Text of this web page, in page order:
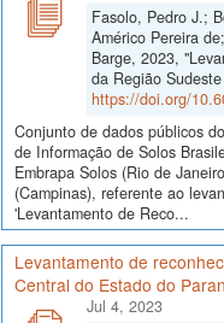
Fasolo, Pedro J.;
Américo Pereira
Barge, 2023,
da Região
https://doi.org/
Conjunto de dados públicos
de Informação de Solos
Embrapa Solos (Rio de
(Campinas), referente ao
'Levantamento de Reco...
Levantamento de
Central do Estado do
Jul 4, 2023